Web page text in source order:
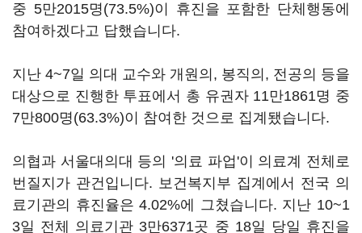
중 5만2015명(73.5%)이 휴진을 포함한 단체행동에
참여하겠다고 답했습니다.
지난 4~7일 의대 교수와 개원의, 봉직의, 전공의 등을
대상으로 진행한 투표에서 총 유권자 11만1861명 중
7만800명(63.3%)이 참여한 것으로 집계됐습니다.
의협과 서울대의대 등의 '의료 파업'이 의료계 전체로
번질지가 관건입니다. 보건복지부 집계에서 전국 의
료기관의 휴진율은 4.02%에 그쳤습니다. 지난 10~1
3일 전체 의료기관 3만6371곳 중 18일 당일 휴진을